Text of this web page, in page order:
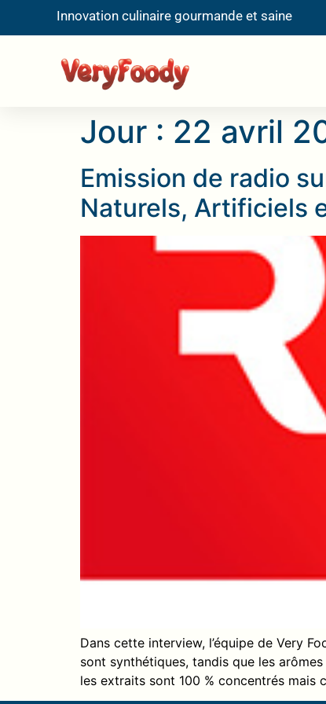
Innovation culinaire gourmande et saine
Jour : 22 avril
Emission de radio
Naturels, Artificiels
Dans cette interview, l’équipe de Very
sont synthétiques, tandis que les
les extraits sont 100 % concentrés